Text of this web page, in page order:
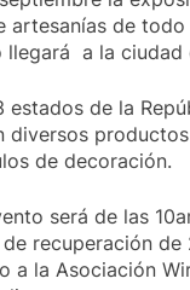
artesanías de
llegará a la ciudad
estados de la
diversos
de decoración.
será de las
recuperación de
a la Asociación